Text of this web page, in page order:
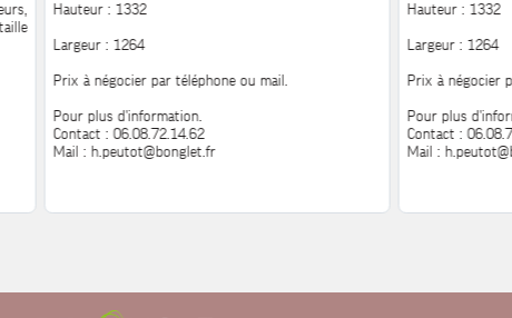
Hauteur : 1332
Largeur : 1264
Prix à négocier par téléphone ou mail.
Pour plus d'information.
Contact : 06.08.72.14.62
Mail : h.peutot@bonglet.fr
Hauteur : 1332
Largeur : 1264
Prix à négocier
Pour plus
Contact :
Mail :